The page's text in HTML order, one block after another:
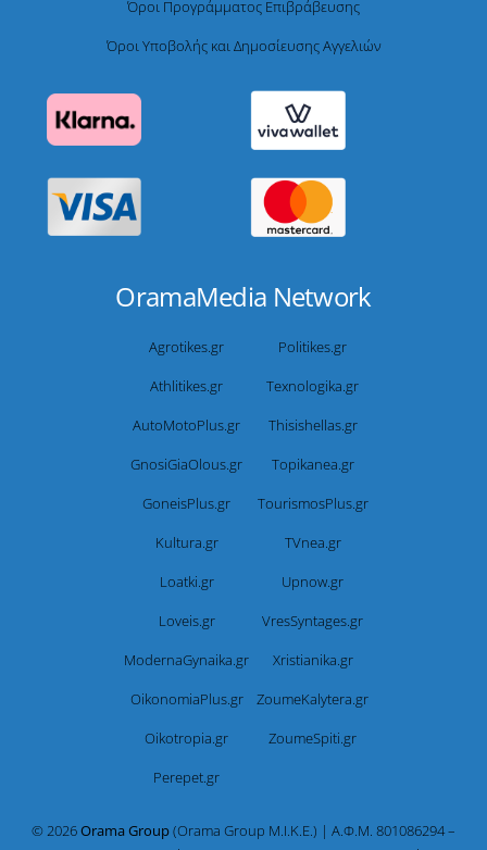
Όροι Προγράμματος Επιβράβευσης
Όροι Υποβολής και Δημοσίευσης Αγγελιών
OramaMedia Network
Agrotikes.gr
Politikes.gr
Athlitikes.gr
Texnologika.gr
AutoMotoPlus.gr
Thisishellas.gr
GnosiGiaOlous.gr
Topikanea.gr
GoneisPlus.gr
TourismosPlus.gr
Kultura.gr
TVnea.gr
Loatki.gr
Upnow.gr
Loveis.gr
VresSyntages.gr
ModernaGynaika.gr
Xristianika.gr
OikonomiaPlus.gr
ZoumeKalytera.gr
Oikotropia.gr
ZoumeSpiti.gr
Perepet.gr
© 2026Orama Group(Orama Group Μ.Ι.Κ.Ε.) | Α.Φ.Μ. 801086294 –